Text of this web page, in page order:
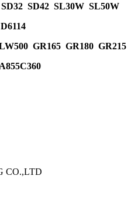
SD42 SL30W SL50W
GR165 GR180 GR215
CO.,LTD